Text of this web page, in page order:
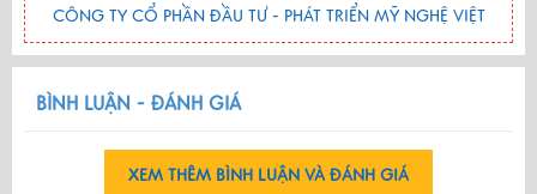
CÔNG TY CỔ PHẦN ĐẦU TƯ - PHÁT TRIỂN MỸ NGHỆ VIỆT
BÌNH LUẬN - ĐÁNH GIÁ
XEM THÊM BÌNH LUẬN VÀ ĐÁNH GIÁ